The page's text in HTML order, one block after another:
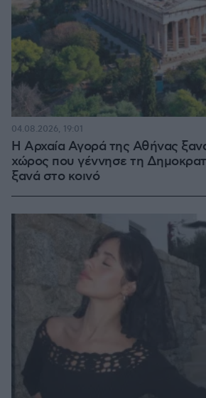
Η Αρχαία Αγορά της Αθήνας
χώρος που γέννησε τη
ξανά στο κοινό
04.08.2026, 19:01